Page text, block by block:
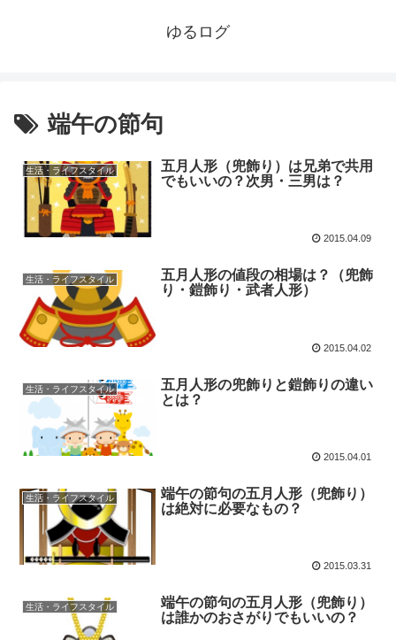
ゆるログ
端午の節句
生活・ライフスタイル
五月人形（兜飾り）は兄弟で共用
でもいいの？次男・三男は？
2015.04.09
生活・ライフスタイル
五月人形の値段の相場は？（兜飾
り・鎧飾り・武者人形）
2015.04.02
生活・ライフスタイル
五月人形の兜飾りと鎧飾りの違い
とは？
2015.04.01
生活・ライフスタイル
端午の節句の五月人形（兜飾り）
は絶対に必要なもの？
2015.03.31
生活・ライフスタイル
端午の節句の五月人形（兜飾り）
は誰かのおさがりでもいいの？